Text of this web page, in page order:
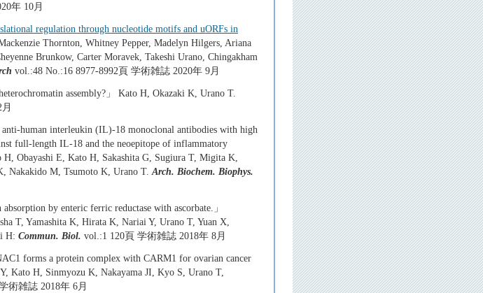
年 10月
regulation through nucleotide motifs and uORFs in
Thornton, Whitney Pepper, Madelyn Hilgers, Ariana
Brunkow, Carter Moravek, Takeshi Urano, Chingakham
vol.:48 No.:16 8977-8992頁 学術雑誌 2020年 9月
assembly?」 Kato H, Okazaki K, Urano T.
anti-human interleukin (IL)-18 monoclonal antibodies with high
full-length IL-18 and the neoepitope of inflammatory
Obayashi E, Kato H, Sakashita G, Sugiura T, Migita K,
Nakakido M, Tsumoto K, Urano T. Arch. Biochem. Biophys.
by enteric ferric reductase with ascorbate.」
T, Yamashita K, Hirata K, Nariai Y, Urano T, Yuan X,
H: Commun. Biol. vol.:1 120頁 学術雑誌 2018年 8月
forms a protein complex with CARM1 for ovarian cancer
Kato H, Sinmyozu K, Nakayama JI, Kyo S, Urano T,
術雑誌 2018年 6月